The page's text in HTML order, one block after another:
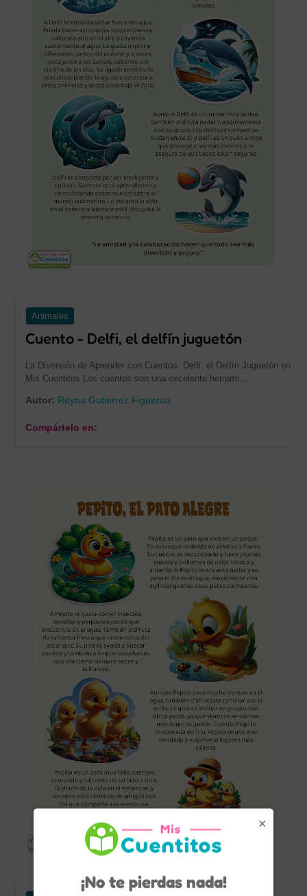
Animales
Cuento - Delfi, el delfín juguetón
La Diversión de Aprender con Cuentos: Delfi, el Delfín Juguetón en
Mis Cuentitos Los cuentos son una excelente herrami…
Autor: Reyna Gutierrez Figueroa
Compártelo en:
×
¡No te pierdas nada!